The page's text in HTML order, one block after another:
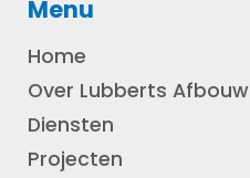
Menu
Home
Over Lubberts Afbouw
Diensten
Projecten